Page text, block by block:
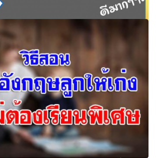
ฝึกวินัย ให้กับ นักเรียน อย่างได้ผล